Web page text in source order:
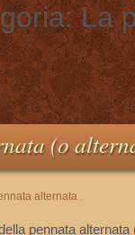
La
(o
alternata .
pennata